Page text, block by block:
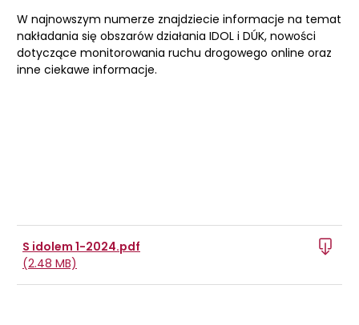
W najnowszym numerze znajdziecie informacje na temat
nakładania się obszarów działania IDOL i DÚK, nowości
dotyczące monitorowania ruchu drogowego online oraz
inne ciekawe informacje.
S idolem 1-2024.pdf
(2.48 MB)